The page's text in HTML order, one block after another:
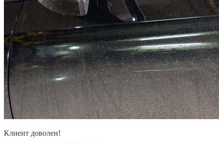
Клиент доволен!